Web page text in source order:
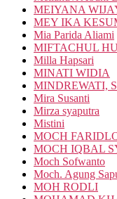
MEIYANA
MEY IKA
Mia Parida Aliami
MIFTACHUL
Milla Hapsari
MINATI WIDIA
MINDREWATI,
Mira Susanti
Mirza syaputra
Mistini
MOCH
MOCH IQBAL
Moch Sofwanto
Moch. Agung
MOH RODLI